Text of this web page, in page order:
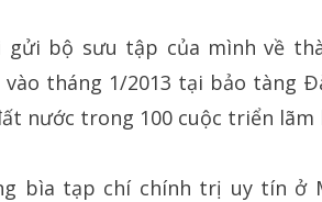
gửi bộ sưu tập của mình về
tháng 1/2013 tại bảo tàng
nước trong 100 cuộc triển lãm
bìa tạp chí chính trị uy tín ở